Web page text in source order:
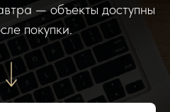
— объекты доступны
покупки.